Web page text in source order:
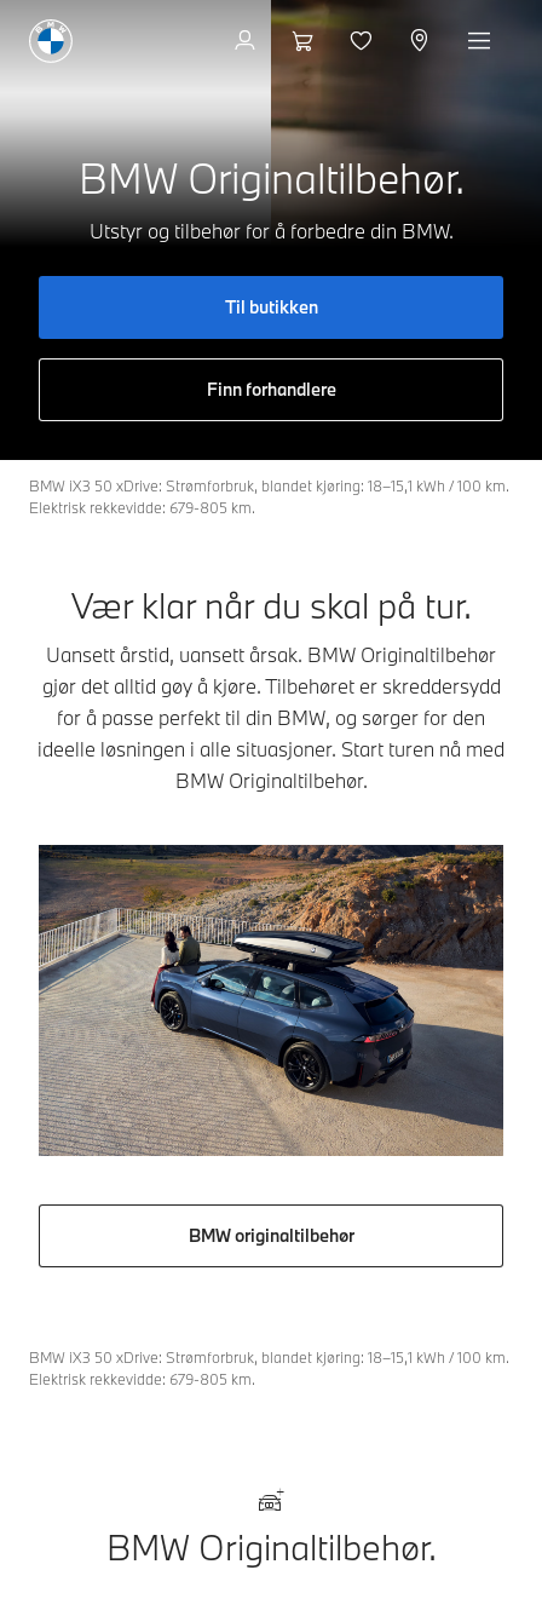
BMW Originaltilbehør.
Utstyr og tilbehør for å forbedre din BMW.
Til butikken
Finn forhandlere
BMW iX3 50 xDrive: Strømforbruk, blandet kjøring: 18–15,1 kWh / 100 km.
Elektrisk rekkevidde: 679-805 km.
Vær klar når du skal på tur.
Uansett årstid, uansett årsak. BMW Originaltilbehør
gjør det alltid gøy å kjøre. Tilbehøret er skreddersydd
for å passe perfekt til din BMW, og sørger for den
ideelle løsningen i alle situasjoner. Start turen nå med
BMW Originaltilbehør.
BMW originaltilbehør
BMW iX3 50 xDrive: Strømforbruk, blandet kjøring: 18–15,1 kWh / 100 km.
Elektrisk rekkevidde: 679-805 km.
BMW Originaltilbehør.